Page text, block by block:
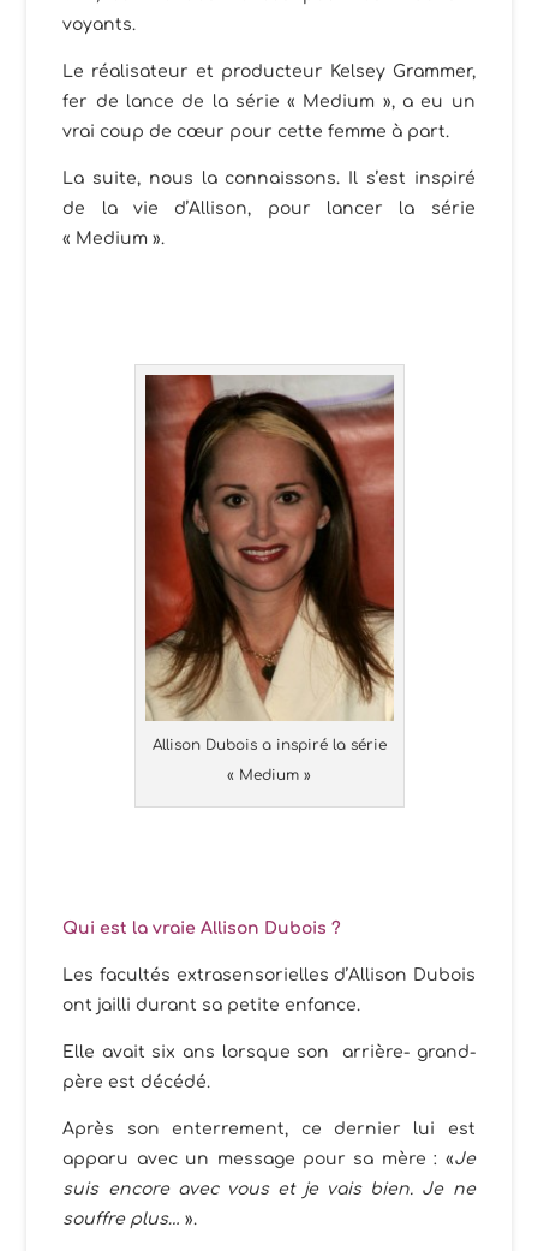
voyants.
Le réalisateur et producteur Kelsey Grammer,
fer de lance de la série « Medium », a eu un
vrai coup de cœur pour cette femme à part.
La suite, nous la connaissons. Il s’est inspiré
de la vie d’Allison, pour lancer la série
« Medium ».
Allison Dubois a inspiré la série
« Medium »
Qui est la vraie Allison Dubois ?
Les facultés extrasensorielles d’Allison Dubois
ont jailli durant sa petite enfance.
Elle avait six ans lorsque son arrière- grand-
père est décédé.
Après son enterrement, ce dernier lui est
apparu avec un message pour sa mère : «Je
suis encore avec vous et je vais bien. Je ne
souffre plus… ».